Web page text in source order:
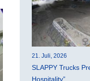
21. Juli, 2026
SLAPPY Trucks
Hospitality”